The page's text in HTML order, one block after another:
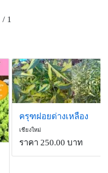
1
ครุฑฝอยด่างเหลือง
เชียงใหม่
ราคา 250.00 บาท